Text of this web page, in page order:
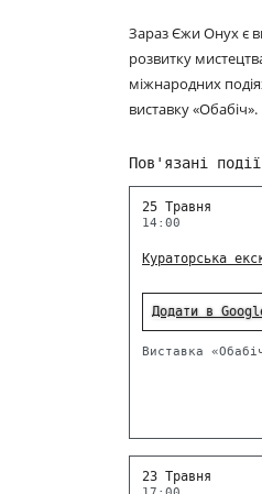
Зараз Єжи Онух є
розвитку
міжнародних
виставку «Обабіч».
Пов'язані події
25 Травня
14:00
Кураторська
Додати в
Виставка
23 Травня